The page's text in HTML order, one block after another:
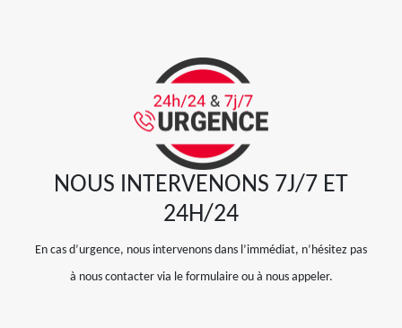
NOUS INTERVENONS 7J/7 ET
24H/24
En cas d’urgence, nous intervenons dans l’immédiat, n’hésitez pas
à nous contacter via le formulaire ou à nous appeler.